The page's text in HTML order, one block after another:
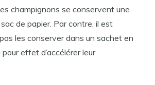
champignons se conservent une
de papier. Par contre, il est
les conserver dans un sachet en
effet d’accélérer leur